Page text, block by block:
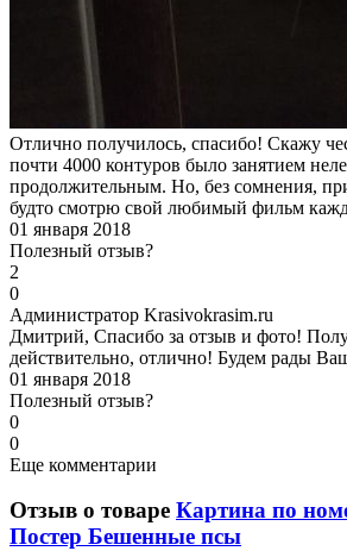
Отлично получилось, спасибо! Скажу
почти 4000 контуров было занятием
продолжительным. Но, без сомнения,
будто смотрю свой любимый фильм
01 января 2018
Полезный отзыв?
2
0
Администратор Krasivokrasim.ru
Дмитрий, Спасибо за отзыв и фото!
действительно, отлично! Будем рады
01 января 2018
Полезный отзыв?
0
0
Еще комментарии
Отзыв о товаре Картина по
Постер Бешенные псы